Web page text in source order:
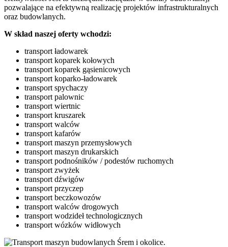
pozwalające na efektywną realizację projektów infrastrukturalnych
oraz budowlanych.
W skład naszej oferty wchodzi:
transport ładowarek
transport koparek kołowych
transport koparek gąsienicowych
transport koparko-ładowarek
transport spychaczy
transport palownic
transport wiertnic
transport kruszarek
transport walców
transport kafarów
transport maszyn przemysłowych
transport maszyn drukarskich
transport podnośników / podestów ruchomych
transport zwyżek
transport dźwigów
transport przyczep
transport beczkowozów
transport walców drogowych
transport wodzideł technologicznych
transport wózków widłowych